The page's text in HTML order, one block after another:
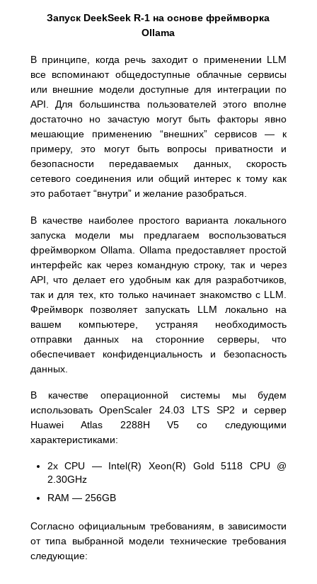
Запуск DeekSeek R-1 на основе фреймворка
Ollama
В принципе, когда речь заходит о применении LLM
все вспоминают общедоступные облачные сервисы
или внешние модели доступные для интеграции по
API. Для большинства пользователей этого вполне
достаточно но зачастую могут быть факторы явно
мешающие применению “внешних” сервисов — к
примеру, это могут быть вопросы приватности и
безопасности передаваемых данных, скорость
сетевого соединения или общий интерес к тому как
это работает “внутри” и желание разобраться.
В качестве наиболее простого варианта локального
запуска модели мы предлагаем воспользоваться
фреймворком Ollama. Ollama предоставляет простой
интерфейс как через командную строку, так и через
API, что делает его удобным как для разработчиков,
так и для тех, кто только начинает знакомство с LLM.
Фреймворк позволяет запускать LLM локально на
вашем компьютере, устраняя необходимость
отправки данных на сторонние серверы, что
обеспечивает конфиденциальность и безопасность
данных.
В качестве операционной системы мы будем
использовать OpenScaler 24.03 LTS SP2 и сервер
Huawei Atlas 2288H V5 со следующими
характеристиками:
2x CPU — Intel(R) Xeon(R) Gold 5118 CPU @
2.30GHz
RAM — 256GB
Согласно официальным требованиям, в зависимости
от типа выбранной модели технические требования
следующие: